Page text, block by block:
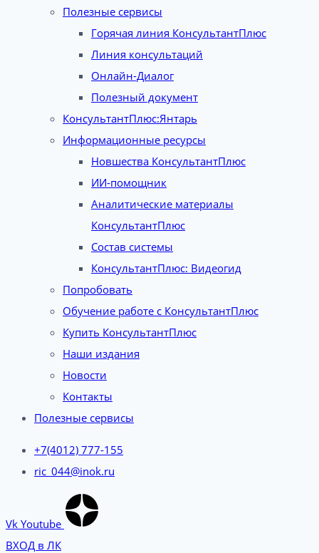
Полезные сервисы
Горячая линия КонсультантПлюс
Линия консультаций
Онлайн-Диалог
Полезный документ
КонсультантПлюс:Янтарь
Информационные ресурсы
Новшества КонсультантПлюс
ИИ-помощник
Аналитические материалы
КонсультантПлюс
Состав системы
КонсультантПлюс: Видеогид
Попробовать
Обучение работе с КонсультантПлюс
Купить КонсультантПлюс
Наши издания
Новости
Контакты
Полезные сервисы
+7(4012) 777-155
ric_044@inok.ru
Vk Youtube
ВХОД в ЛК